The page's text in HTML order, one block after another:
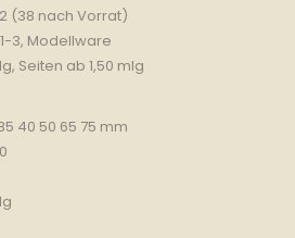
(38 nach Vorrat)
3, Modellware
Seiten ab 1,50 mlg
40 50 65 75 mm